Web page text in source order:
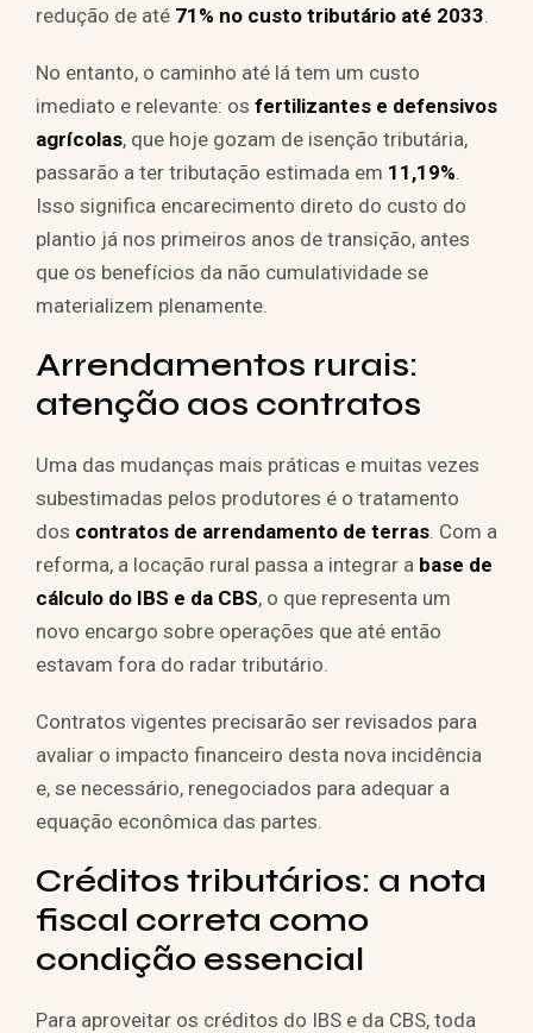
redução de até 71% no custo tributário até 2033.
No entanto, o caminho até lá tem um custo
imediato e relevante: os fertilizantes e defensivos
agrícolas, que hoje gozam de isenção tributária,
passarão a ter tributação estimada em 11,19%.
Isso significa encarecimento direto do custo do
plantio já nos primeiros anos de transição, antes
que os benefícios da não cumulatividade se
materializem plenamente.
Arrendamentos rurais:
atenção aos contratos
Uma das mudanças mais práticas e muitas vezes
subestimadas pelos produtores é o tratamento
dos contratos de arrendamento de terras. Com a
reforma, a locação rural passa a integrar a base de
cálculo do IBS e da CBS, o que representa um
novo encargo sobre operações que até então
estavam fora do radar tributário.
Contratos vigentes precisarão ser revisados para
avaliar o impacto financeiro desta nova incidência
e, se necessário, renegociados para adequar a
equação econômica das partes.
Créditos tributários: a nota
fiscal correta como
condição essencial
Para aproveitar os créditos do IBS e da CBS, toda